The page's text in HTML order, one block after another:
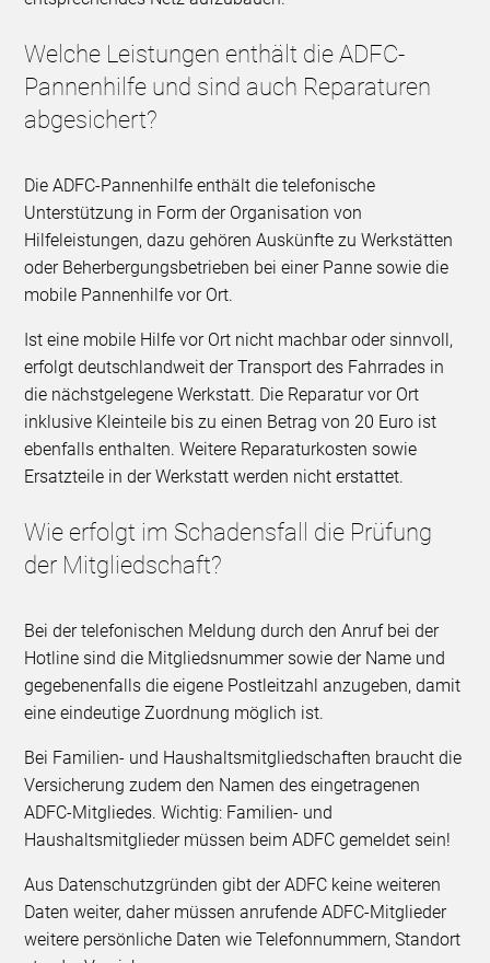
Welche Leistungen enthält die ADFC-
Pannenhilfe und sind auch Reparaturen
abgesichert?
Die ADFC-Pannenhilfe enthält die telefonische
Unterstützung in Form der Organisation von
Hilfeleistungen, dazu gehören Auskünfte zu Werkstätten
oder Beherbergungsbetrieben bei einer Panne sowie die
mobile Pannenhilfe vor Ort.
Ist eine mobile Hilfe vor Ort nicht machbar oder sinnvoll,
erfolgt deutschlandweit der Transport des Fahrrades in
die nächstgelegene Werkstatt. Die Reparatur vor Ort
inklusive Kleinteile bis zu einen Betrag von 20 Euro ist
ebenfalls enthalten. Weitere Reparaturkosten sowie
Ersatzteile in der Werkstatt werden nicht erstattet.
Wie erfolgt im Schadensfall die Prüfung
der Mitgliedschaft?
Bei der telefonischen Meldung durch den Anruf bei der
Hotline sind die Mitgliedsnummer sowie der Name und
gegebenenfalls die eigene Postleitzahl anzugeben, damit
eine eindeutige Zuordnung möglich ist.
Bei Familien- und Haushaltsmitgliedschaften braucht die
Versicherung zudem den Namen des eingetragenen
ADFC-Mitgliedes. Wichtig: Familien- und
Haushaltsmitglieder müssen beim ADFC gemeldet sein!
Aus Datenschutzgründen gibt der ADFC keine weiteren
Daten weiter, daher müssen anrufende ADFC-Mitglieder
weitere persönliche Daten wie Telefonnummern, Standort